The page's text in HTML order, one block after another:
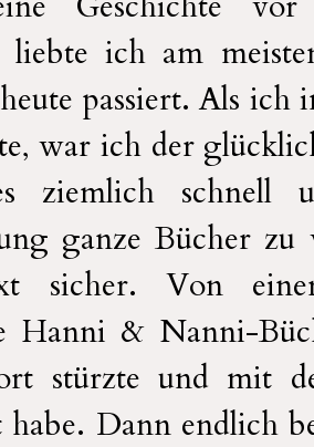
liebte ich am
passiert. Als ich
war ich der
ziemlich
ganze Bücher
sicher. Von
Hanni & Nanni-
stürzte und mit
Dann endlich